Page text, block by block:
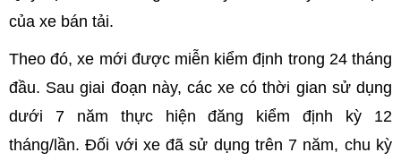
của xe bán tải.
Theo đó, xe mới được miễn kiểm định trong 24 tháng
đầu. Sau giai đoạn này, các xe có thời gian sử dụng
dưới 7 năm thực hiện đăng kiểm định kỳ 12
tháng/lần. Đối với xe đã sử dụng trên 7 năm, chu kỳ